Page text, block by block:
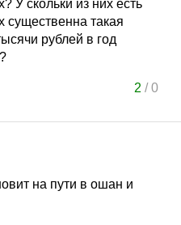
У скольки из них есть
такая
рублей в год
2 /0
на пути в ошан и